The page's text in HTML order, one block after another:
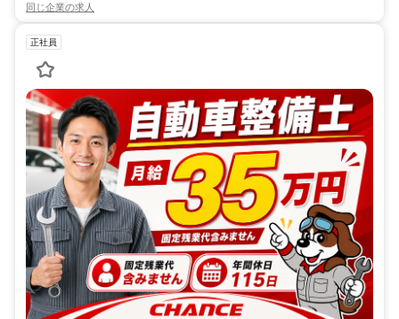
同じ企業の求人
正社員